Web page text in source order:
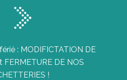
: MODIFICTATION DE
FERMETURE DE NOS
!